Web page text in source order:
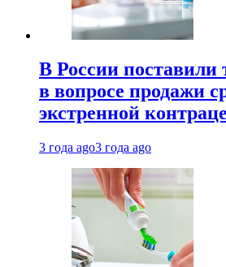
В России поставили
в вопросе продажи
экстренной
3 года ago3 года ago